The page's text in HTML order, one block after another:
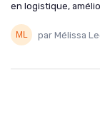
en logistique,
par Mélissa